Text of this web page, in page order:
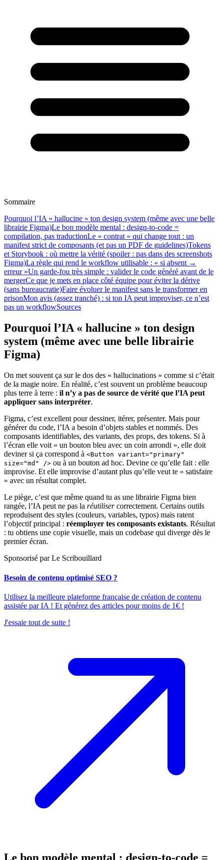
Sommaire
Pourquoi l’IA « hallucine » ton design system (même avec une belle
librairie Figma)Le bon modèle mental : design-to-code =
compilation, pas traductionLe « contrat » qui change tout : un
manifest strict de composants (et pas un PDF de guidelines)Tokens
et Storybook : où mettre la vérité (spoiler : pas dans des screenshots
Figma)La règle qui rend le workflow utilisable : « si absent →
erreur »Un garde-fou très simple : valider le code généré avant de le
mergerCe que je mets en place côté équipe pour éviter la dérive
(sans bureaucratie)Faire évoluer le manifest sans le transformer en
prisonMon avis (assez tranché) : si ton IA peut improviser, ce n’est
pas un workflowSources
Pourquoi l’IA « hallucine » ton design
system (même avec une belle librairie
Figma)
On met souvent ça sur le dos des « hallucinations » comme si c’était
de la magie noire. En réalité, c’est souvent un problème beaucoup
plus terre à terre : il n’y a pas de source de vérité que l’IA peut
appliquer sans interpréter.
Figma, c’est excellent pour dessiner, itérer, présenter. Mais pour
générer du code, l’IA a besoin d’objets stables et nommés. Des
composants identifiables, des variants, des props, des tokens. Si à
l’écran elle voit « un bouton bleu avec un coin arrondi », elle doit
deviner si ça correspond à <Button variant="primary"
size="md" /> ou à un bouton ad hoc. Devine ce qu’elle fait : elle
improvise. Et elle improvise d’autant plus qu’elle veut te « satisfaire
» avec un résultat complet.
Le piège, c’est que même quand tu as une librairie Figma bien
rangée, l’IA peut ne pas la réutilisercorrectement. Certains outils
reproduisent des styles (couleurs, variables, typos) mais ratent
l’objectif principal : réemployer tes composants existants. Résultat
: tu obtiens une copie visuelle, mais un codebase qui diverge dès le
premier écran.
Sponsorisé par Le Scribouillard
Besoin de contenu optimisé SEO ?
Utilisez la meilleure plateforme française de création de contenu
assistée par IA ! Et générez des articles pour moins de 1€ !
J'essaie tout de suite !
Le bon modèle mental : design-to-code =